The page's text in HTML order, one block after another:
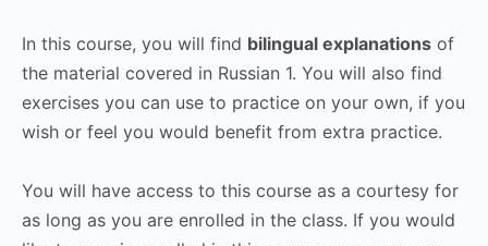
In this course, you will find bilingual explanations of
the material covered in Russian 1. You will also find
exercises you can use to practice on your own, if you
wish or feel you would benefit from extra practice.
You will have access to this course as a courtesy for
as long as you are enrolled in the class. If you would